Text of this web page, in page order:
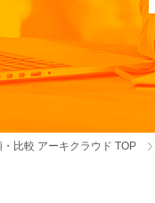
比較 アーキクラウド TOP